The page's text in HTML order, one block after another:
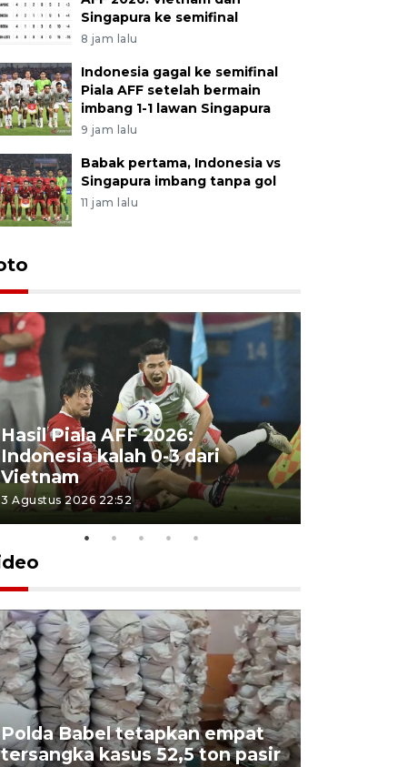
Singapura ke semifinal
8 jam lalu
Indonesia gagal ke semifinal
Piala AFF setelah bermain
imbang 1-1 lawan Singapura
9 jam lalu
Babak pertama, Indonesia vs
Singapura imbang tanpa gol
11 jam lalu
Hasil Piala AFF 2026:
Indonesia kalah 0-3 dari
Vietnam
3 Agustus 2026 22:52
Polda Babel tetapkan empat
tersangka kasus 52,5 ton pasir